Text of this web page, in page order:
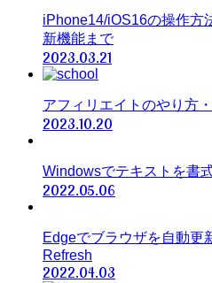
iPhone14/iOS16の操作方
新機能まで
2023.03.21
アフィリエイトのやり方
2023.10.20
Windowsでテキストを書
2022.05.06
Edgeでブラウザを自動更
Refresh
2022.04.03